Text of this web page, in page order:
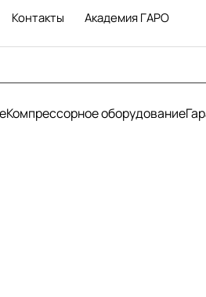
Контакты Академия ГАРО
Компрессорное оборудование